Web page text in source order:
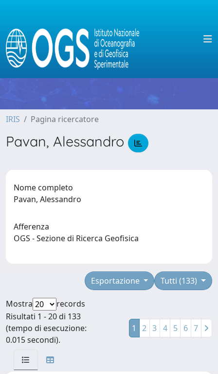
IRIS Pagina ricercatore
Pavan, Alessandro
Nome completo
Pavan, Alessandro
Afferenza
OGS - Sezione di Ricerca Geofisica
Tutti (133)
Esportazione
Mostra
records
Risultati 1 - 20 di 133
(tempo di esecuzione:
0.015 secondi).
1 2 3 4 5 6 7